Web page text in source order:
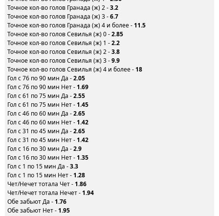
Точное кол-во голов Гранада (ж) 2 -3.2
Точное кол-во голов Гранада (ж) 3 -6.7
Точное кол-во голов Гранада (ж) 4 и более - 11.5
Точное кол-во голов Севилья (ж) 0 -2.85
Точное кол-во голов Севилья (ж) 1 -2.2
Точное кол-во голов Севилья (ж) 2 -3.8
Точное кол-во голов Севилья (ж) 3 -9.9
Точное кол-во голов Севилья (ж) 4 и более - 18
Гол с 76 по 90 мин Да -2.05
Гол с 76 по 90 мин Нет - 1.69
Гол с 61 по 75 мин Да -2.55
Гол с 61 по 75 мин Нет - 1.45
Гол с 46 по 60 мин Да -2.65
Гол с 46 по 60 мин Нет - 1.42
Гол с 31 по 45 мин Да -2.65
Гол с 31 по 45 мин Нет - 1.42
Гол с 16 по 30 мин Да -2.9
Гол с 16 по 30 мин Нет - 1.35
Гол с 1 по 15 мин Да -3.3
Гол с 1 по 15 мин Нет - 1.28
Чет/Нечет тотала Чет - 1.86
Чет/Нечет тотала Нечет - 1.94
Обе забьют Да - 1.76
Обе забьют Нет - 1.95